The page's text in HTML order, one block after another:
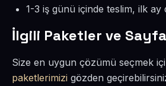
1-3 iş günü içinde teslim, ilk ay
İlgili Paketler ve
Size en uygun çözümü seçmek
paketlerimizi gözden